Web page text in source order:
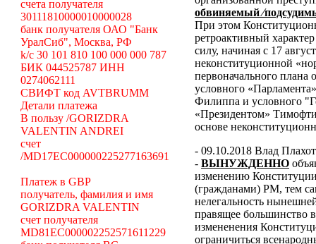
счета получателя
30111810000010000028
банк получателя ОАО "Банк
УралСиб", Москва, РФ
k/c 30 101 810 100 000 000 787
БИК 044525787 ИНН
0274062111
СВИФТ код AVTBRUMM
Детали платежа
В пользу /GORIZDRA
VALENTIN ANDREI
счет
/MD17EC000000225277163691
Платеж в GBP
получатель, фамилия и имя
GORIZDRA VALENTIN
счет получателя
MD81EC000002252571611229
обвиняемый
При этом
ретроактивный
силу, начиная с 17
неконституционной
первоначального плана
условного
Филиппа и условного
«Президентом»
основе
- 09.10.2018 Влад
- ВЫНУЖДЕННО
изменению
(гражданами) РМ, тем
нелегальность
правящее большинство
измененения
ограничиться